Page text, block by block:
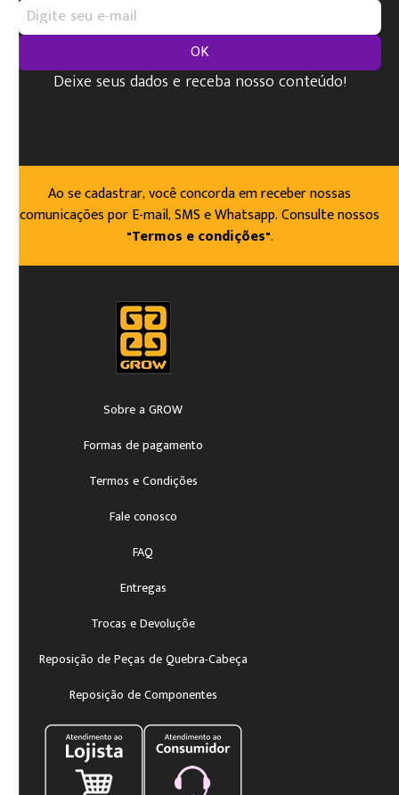
OK
Deixe seus dados e receba nosso conteúdo!
Ao se cadastrar, você concorda em receber nossas
comunicações por E-mail, SMS e Whatsapp. Consulte nossos
"Termos e condições".
Sobre a GROW
Formas de pagamento
Termos e Condições
Fale conosco
FAQ
Entregas
Trocas e Devoluçõe
Reposição de Peças de Quebra-Cabeça
Reposição de Componentes